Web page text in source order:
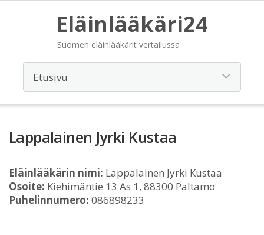
Eläinlääkäri24
Suomen eläinlääkärit vertailussa
Lappalainen Jyrki Kustaa
Eläinlääkärin nimi: Lappalainen Jyrki Kustaa
Osoite: Kiehimäntie 13 As 1, 88300 Paltamo
Puhelinnumero: 086898233